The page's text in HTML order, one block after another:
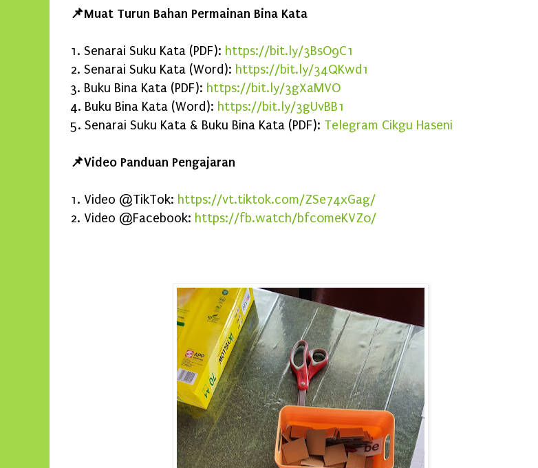
📌Muat Turun Bahan Permainan Bina Kata
1. Senarai Suku Kata (PDF): https://bit.ly/3BsO9C1
2. Senarai Suku Kata (Word): https://bit.ly/34QKwd1
3. Buku Bina Kata (PDF): https://bit.ly/3gXaMVO
4. Buku Bina Kata (Word): https://bit.ly/3gUvBB1
5. Senarai Suku Kata & Buku Bina Kata (PDF): Telegram Cikgu Haseni
📌Video Panduan Pengajaran
1. Video @TikTok: https://vt.tiktok.com/ZSe74xGag/
2. Video @Facebook: https://fb.watch/bfc0meKVZ0/